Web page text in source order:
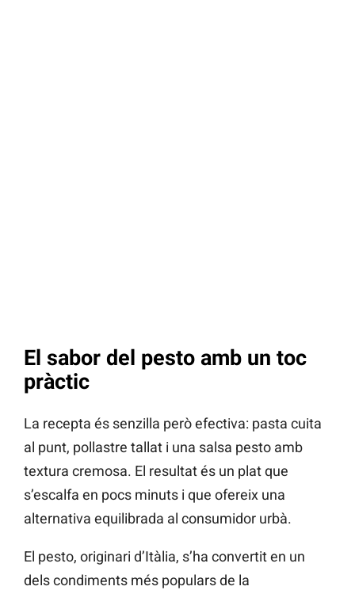
El sabor del pesto amb un toc
pràctic
La recepta és senzilla però efectiva: pasta cuita
al punt, pollastre tallat i una salsa pesto amb
textura cremosa. El resultat és un plat que
s’escalfa en pocs minuts i que ofereix una
alternativa equilibrada al consumidor urbà.
El pesto, originari d’Itàlia, s’ha convertit en un
dels condiments més populars de la